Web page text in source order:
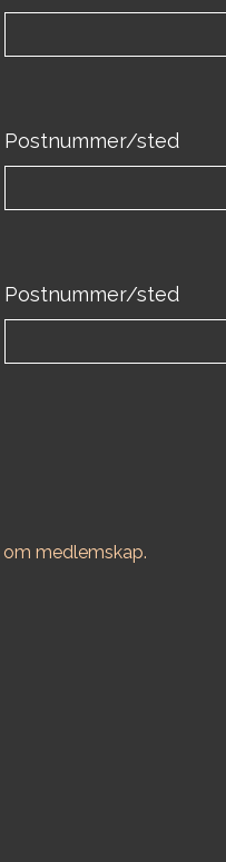
Postnummer/sted
Postnummer/sted
medlemskap.